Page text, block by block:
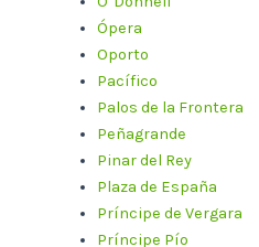
Ópera
Oporto
Pacífico
Palos de la Frontera
Peñagrande
Pinar del Rey
Plaza de España
Príncipe de Vergara
Príncipe Pío